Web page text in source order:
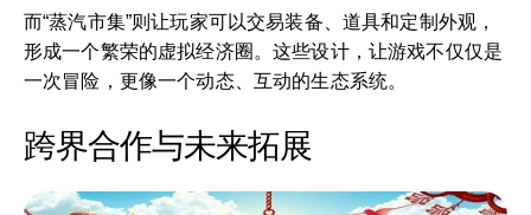
而“蒸汽市集”则让玩家可以交易装备、道具和定制外观，
形成一个繁荣的虚拟经济圈。这些设计，让游戏不仅仅是
一次冒险，更像一个动态、互动的生态系统。
跨界合作与未来拓展